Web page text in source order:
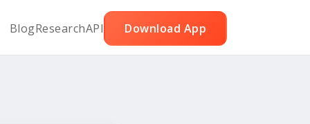
BlogResearchAPI Download App